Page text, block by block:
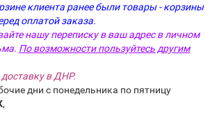
клиента ранее были товары - корзины
оплатой заказа.
нашу переписку в ваш адрес в личном
По возможности пользуйтесь другим
в ДНР.
дни с понедельника по пятницу
,
Гензеля и Гретель" (FC
& Gretel's House) - отдушка
The Flaming, США
FO-USA-FC-081